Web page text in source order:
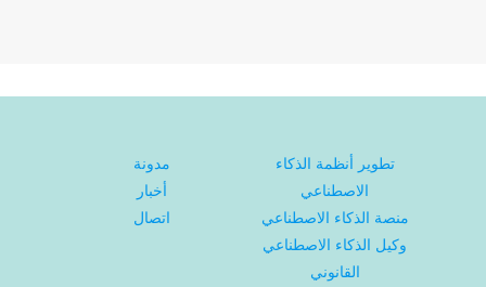
تطوير أنظمة الذكاء
الاصطناعي
منصة الذكاء الاصطناعي
وكيل الذكاء الاصطناعي
القانوني
مدونة
أخبار
اتصال